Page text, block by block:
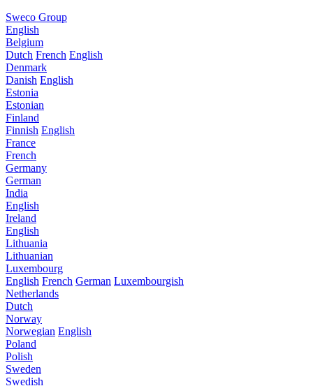
Sweco Group
English
Belgium
Dutch French English
Denmark
Danish English
Estonia
Estonian
Finland
Finnish English
France
French
Germany
German
India
English
Ireland
English
Lithuania
Lithuanian
Luxembourg
English French German Luxembourgish
Netherlands
Dutch
Norway
Norwegian English
Poland
Polish
Sweden
Swedish